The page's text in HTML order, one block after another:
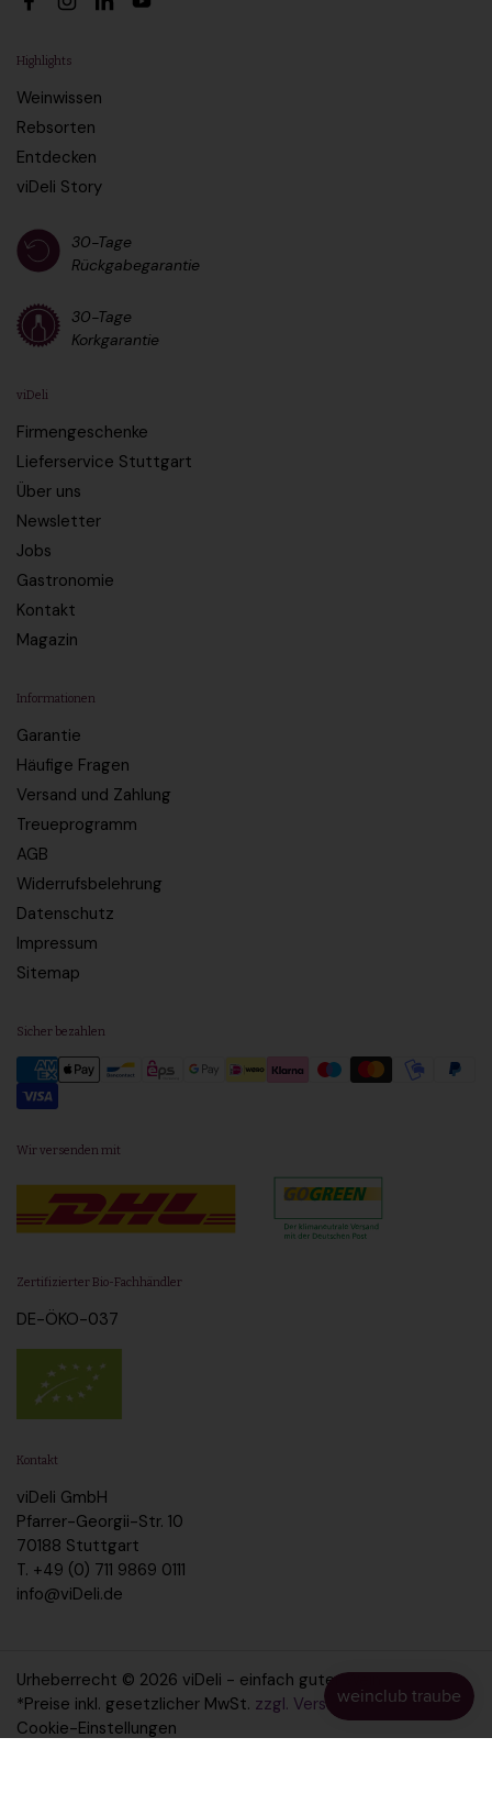
FacebookInstagram
LinkedInYouTube
Highlights
Weinwissen
Rebsorten
Entdecken
viDeli Story
30-Tage
Rückgabegarantie
30-Tage
Korkgarantie
viDeli
Firmengeschenke
Lieferservice Stuttgart
Über uns
Newsletter
Jobs
Gastronomie
Kontakt
Magazin
Informationen
Garantie
Häufige Fragen
Versand und Zahlung
Treueprogramm
AGB
Widerrufsbelehrung
Datenschutz
Impressum
Sitemap
Sicher bezahlen
Wir versenden mit
Zertifizierter Bio-Fachhändler
DE-ÖKO-037
Kontakt
viDeli GmbH
Pfarrer-Georgii-Str. 10
70188 Stuttgart
T. +49 (0) 711 9869 0111
info@viDeli.de
Urheberrecht © 2026 viDeli - einfach guter Wein
*Preise inkl. gesetzlicher MwSt. zzgl. Versandkosten
Cookie-Einstellungen